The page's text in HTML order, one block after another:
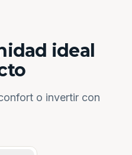
ideal
o invertir con